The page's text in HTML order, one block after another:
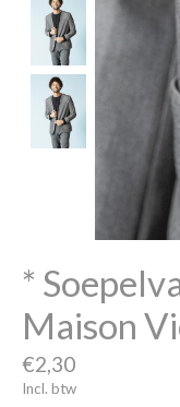
*
Maison
€2,30
Incl. btw